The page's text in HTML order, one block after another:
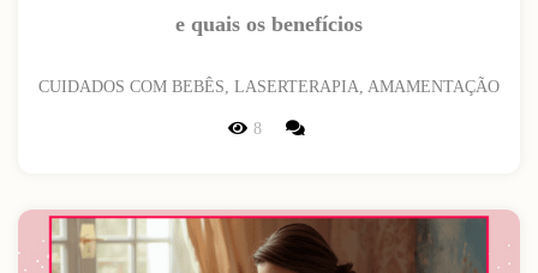
e quais os benefícios
CUIDADOS COM BEBÊS, LASERTERAPIA, AMAMENTAÇÃO
8